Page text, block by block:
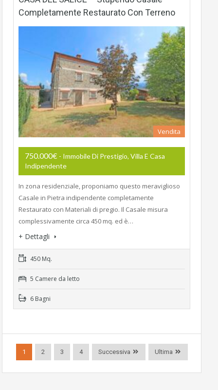
Completamente Restaurato Con Terreno
Vendita
750.000€ - Immobile Di Prestigio, Villa E Casa
Indipendente
In zona residenziale, proponiamo questo meraviglioso
Casale in Pietra indipendente completamente
Restaurato con Materiali di pregio. Il Casale misura
complessivamente circa 450 mq. ed è…
+ Dettagli
450 Mq.
5 Camere da letto
6 Bagni
1 2 3 4 Successiva Ultima